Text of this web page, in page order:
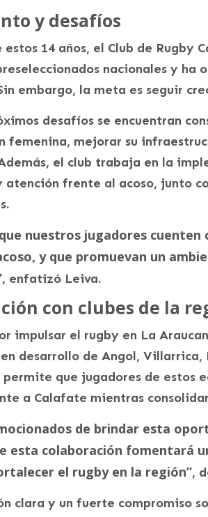
y desafíos
14 años, el Club de Rugby
nacionales y ha
embargo, la meta es seguir
desafíos se encuentran
femenina, mejorar su
el club trabaja en la
atención frente al acoso, junto
nuestros jugadores
y que promuevan un
enfatizó Leiva.
con clubes de la
impulsar el rugby en La
desarrollo de Angol,
que jugadores de estos
a Calafate mientras
de brindar esta
esta colaboración fomentará
el rugby en la región”,
clara y un fuerte compromiso